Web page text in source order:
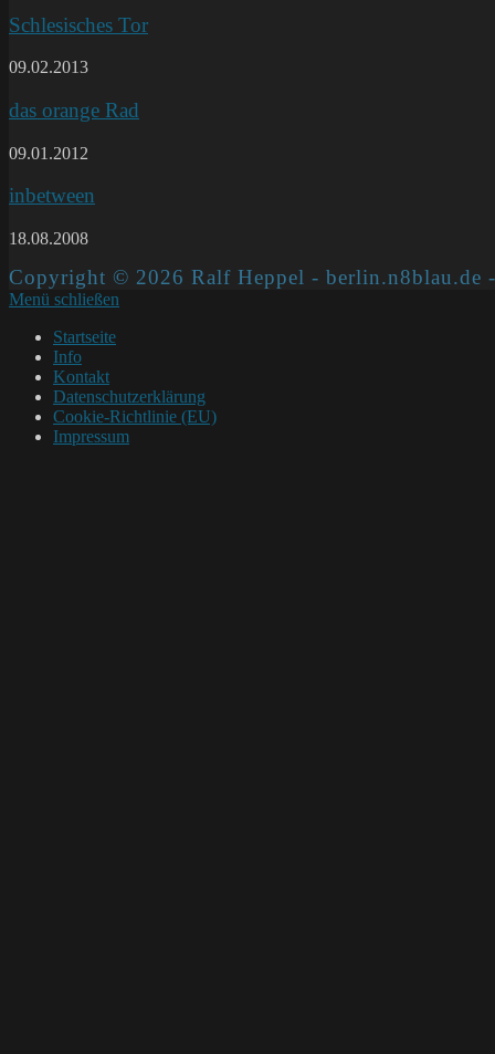
Schlesisches Tor
09.02.2013
das orange Rad
09.01.2012
inbetween
18.08.2008
Copyright © 2026 Ralf Heppel - berlin.n8blau.de
Menü schließen
Startseite
Info
Kontakt
Datenschutzerklärung
Cookie-Richtlinie (EU)
Impressum